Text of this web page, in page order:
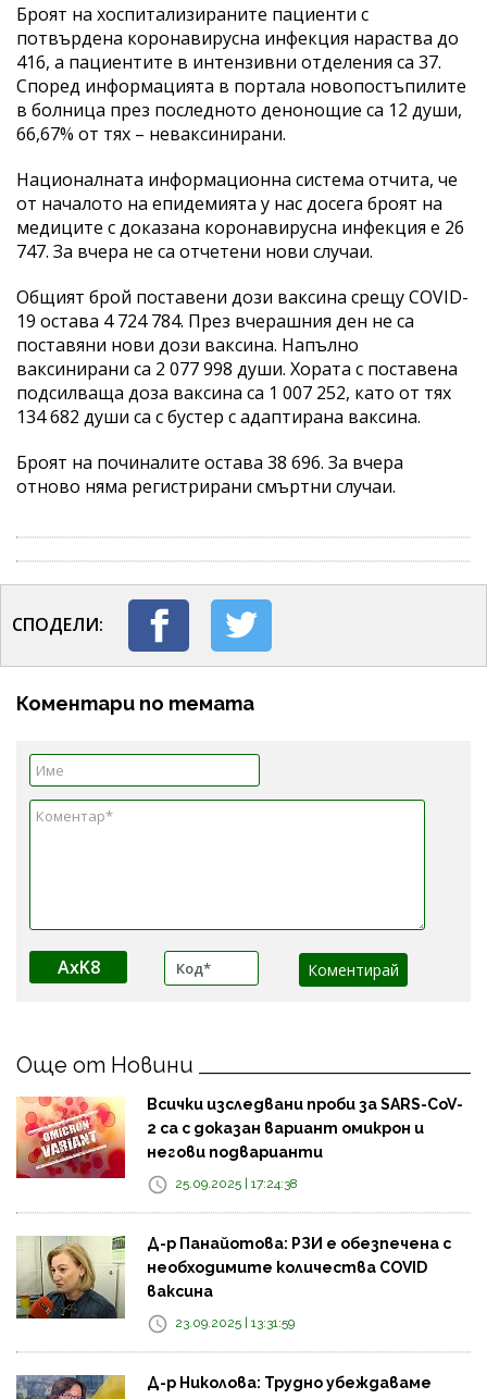
Броят на хоспитализираните пациенти с
потвърдена коронавирусна инфекция нараства до
416, а пациентите в интензивни отделения са 37.
Според информацията в портала новопостъпилите
в болница през последното денонощие са 12 души,
66,67% от тях – неваксинирани.
Националната информационна система отчита, че
от началото на епидемията у нас досега броят на
медиците с доказана коронавирусна инфекция е 26
747. За вчера не са отчетени нови случаи.
Общият брой поставени дози ваксина срещу COVID-
19 остава 4 724 784. През вчерашния ден не са
поставяни нови дози ваксина. Напълно
ваксинирани са 2 077 998 души. Хората с поставена
подсилваща доза ваксина са 1 007 252, като от тях
134 682 души са с бустер с адаптирана ваксина.
Броят на починалите остава 38 696. За вчера
отново няма регистрирани смъртни случаи.
СПОДЕЛИ:
Коментари по темата
AxK8
Още от Новини
Всички изследвани проби за SARS-CoV-
2 са с доказан вариант омикрон и
негови подварианти
25.09.2025 | 17:24:38
Д-р Панайотова: РЗИ е обезпечена с
необходимите количества COVID
ваксина
23.09.2025 | 13:31:59
Д-р Николова: Трудно убеждаваме